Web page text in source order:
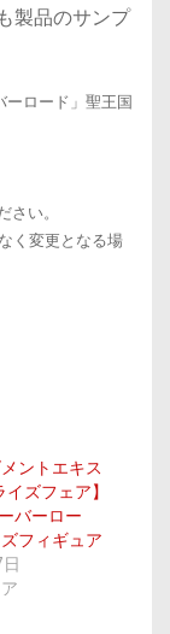
製品のサンプ
ロード」聖王国
い。
く変更となる場
ントエキス
ズフェア】
バーロー
フィギュア